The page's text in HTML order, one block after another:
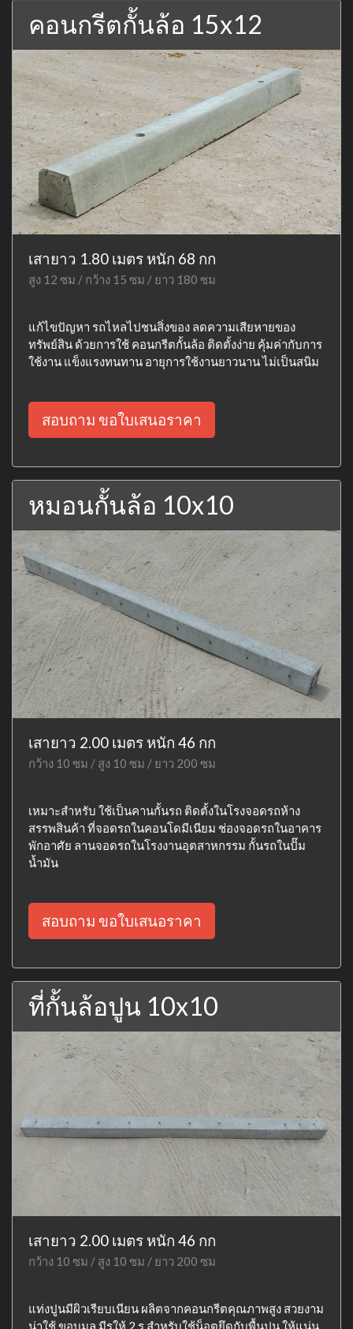
คอนกรีตกั้นล้อ 15x12
เสายาว 1.80 เมตร หนัก 68 กก
สูง 12 ซม / กว้าง 15 ซม / ยาว 180 ซม
แก้ไขปัญหา รถไหลไปชนสิ่งของ ลดความเสียหายของ
ทรัพย์สิน ด้วยการใช้ คอนกรีตกั้นล้อ ติดตั้งง่าย คุ้มค่ากับการ
ใช้งาน แข็งแรงทนทาน อายุการใช้งานยาวนาน ไม่เป็นสนิม
สอบถาม ขอใบเสนอราคา
หมอนกั้นล้อ 10x10
เสายาว 2.00 เมตร หนัก 46 กก
กว้าง 10 ซม / สูง 10 ซม / ยาว 200 ซม
เหมาะสำหรับ ใช้เป็นคานกั้นรถ ติดตั้งในโรงจอดรถห้าง
สรรพสินค้า ที่จอดรถในคอนโดมีเนียม ช่องจอดรถในอาคาร
พักอาศัย ลานจอดรถในโรงงานอุตสาหกรรม กั้นรถในปั๊ม
น้ำมัน
สอบถาม ขอใบเสนอราคา
ที่กั้นล้อปูน 10x10
เสายาว 2.00 เมตร หนัก 46 กก
กว้าง 10 ซม / สูง 10 ซม / ยาว 200 ซม
แท่งปูนมีผิวเรียบเนียน ผลิตจากคอนกรีตคุณภาพสูง สวยงาม
น่าใช้ ขอบมล มีรูให้ 2 รู สำหรับใช้น็อตยึดกับพื้นปูน ให้แน่น